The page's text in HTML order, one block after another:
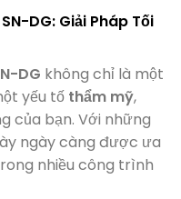
DG: Giải Pháp Tối
DG không chỉ là một
yếu tố thẩm mỹ,
của bạn. Với những
ngày càng được ưa
nhiều công trình